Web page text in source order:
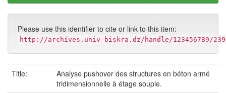
Please use this identifier to cite or link to this item:
http://archives.univ-biskra.dz/handle/123456789/
Title:
Analyse pushover des structures en béton armé
tridimensionnelle à étage souple.